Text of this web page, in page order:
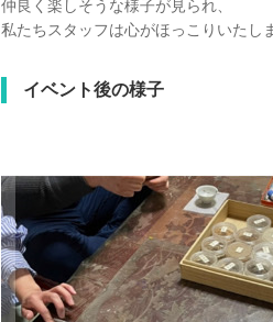
仲良く楽しそうな様子が見られ、
私たちスタッフは心がほっこりいたし
イベント後の様子